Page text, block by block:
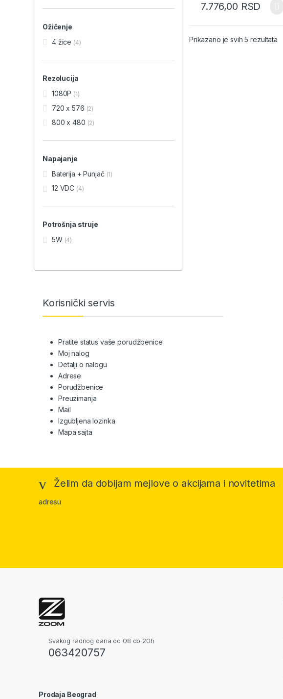
7.776,00 RSD
Prikazano je svih 5 rezultata
Ožičenje
4 žice (4)
Rezolucija
1080P (1)
720 x 576 (2)
800 x 480 (2)
Napajanje
Baterija + Punjač (1)
12 VDC (4)
Potrošnja struje
5W (4)
Brands Carousel
Korisnički servis
Pratite status vaše porudžbenice
Moj nalog
Detalji o nalogu
Adrese
Porudžbenice
Preuzimanja
Mail
Izgubljena lozinka
Mapa sajta
Želim da dobijam mejlove o akcijama i novitetima
adresu
Svakog radnog dana od 08 do 20h
063420757
Prodaja Beograd